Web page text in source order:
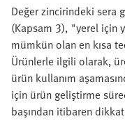
Değer zincirindeki sera
(Kapsam 3), "yerel için
mümkün olan en kısa
Ürünlerle ilgili olarak,
ürün kullanım
için ürün geliştirme
başından itibaren